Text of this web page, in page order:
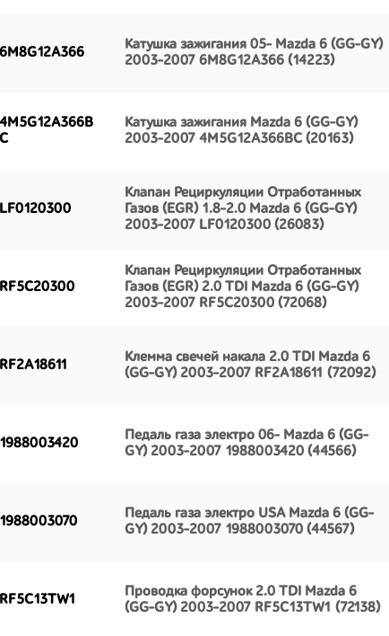
6M8G12A366
Катушка зажигания 05- Mazda 6 (GG-GY)
2003-2007 6M8G12A366 (14223)
4M5G12A366B
C
Катушка зажигания Mazda 6 (GG-GY)
2003-2007 4M5G12A366BC (20163)
LF0120300
Клапан Рециркуляции Отработанных
Газов (EGR) 1.8-2.0 Mazda 6 (GG-GY)
2003-2007 LF0120300 (26083)
RF5C20300
Клапан Рециркуляции Отработанных
Газов (EGR) 2.0 TDI Mazda 6 (GG-GY)
2003-2007 RF5C20300 (72068)
RF2A18611
Клемма свечей накала 2.0 TDI Mazda 6
(GG-GY) 2003-2007 RF2A18611 (72092)
1988003420
Педаль газа электро 06- Mazda 6 (GG-
GY) 2003-2007 1988003420 (44566)
1988003070
Педаль газа электро USA Mazda 6 (GG-
GY) 2003-2007 1988003070 (44567)
RF5C13TW1
Проводка форсунок 2.0 TDI Mazda 6
(GG-GY) 2003-2007 RF5C13TW1 (72138)